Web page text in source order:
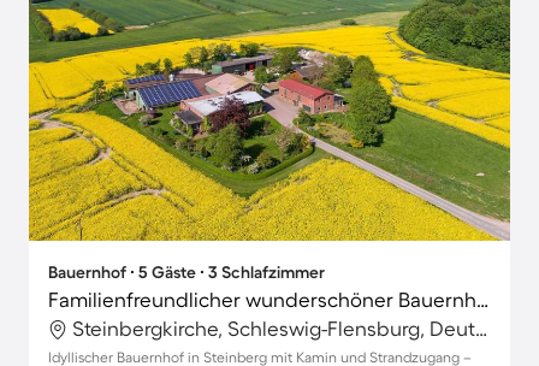
Bauernhof ∙ 5 Gäste ∙ 3 Schlafzimmer
Familienfreundlicher wunderschöner Bauernhof mit Whirlpool, Garten und Grill | Haustiere erlaubt
Steinbergkirche, Schleswig-Flensburg, Deutschland
Idyllischer Bauernhof in Steinberg mit Kamin und Strandzugang –